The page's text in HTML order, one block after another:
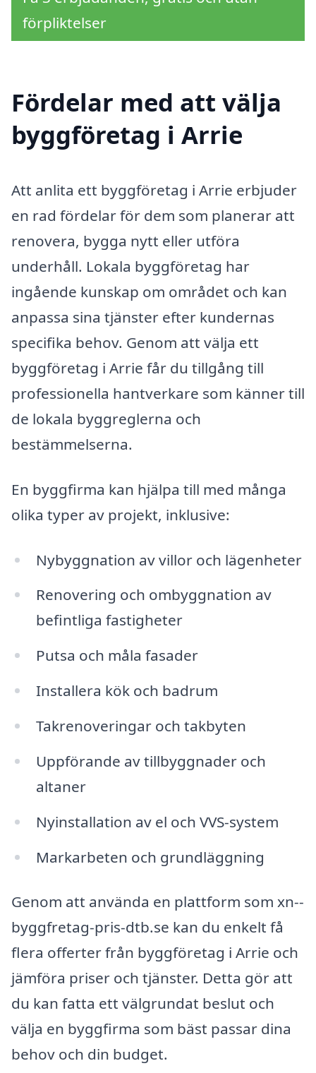
förpliktelser
Fördelar med att välja
byggföretag i Arrie
Att anlita ett byggföretag i Arrie erbjuder
en rad fördelar för dem som planerar att
renovera, bygga nytt eller utföra
underhåll. Lokala byggföretag har
ingående kunskap om området och kan
anpassa sina tjänster efter kundernas
specifika behov. Genom att välja ett
byggföretag i Arrie får du tillgång till
professionella hantverkare som känner till
de lokala byggreglerna och
bestämmelserna.
En byggfirma kan hjälpa till med många
olika typer av projekt, inklusive:
Nybyggnation av villor och lägenheter
Renovering och ombyggnation av
befintliga fastigheter
Putsa och måla fasader
Installera kök och badrum
Takrenoveringar och takbyten
Uppförande av tillbyggnader och
altaner
Nyinstallation av el och VVS-system
Markarbeten och grundläggning
Genom att använda en plattform som xn--
byggfretag-pris-dtb.se kan du enkelt få
flera offerter från byggföretag i Arrie och
jämföra priser och tjänster. Detta gör att
du kan fatta ett välgrundat beslut och
välja en byggfirma som bäst passar dina
behov och din budget.